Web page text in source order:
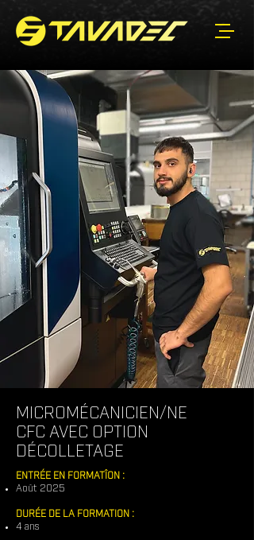
MICROMÉCANICIEN/NE
CFC AVEC OPTION
DÉCOLLETAGE
ENTRÉE EN FORMATÎON :
Août 2025
DURÉE DE LA FORMATION :
4 ans